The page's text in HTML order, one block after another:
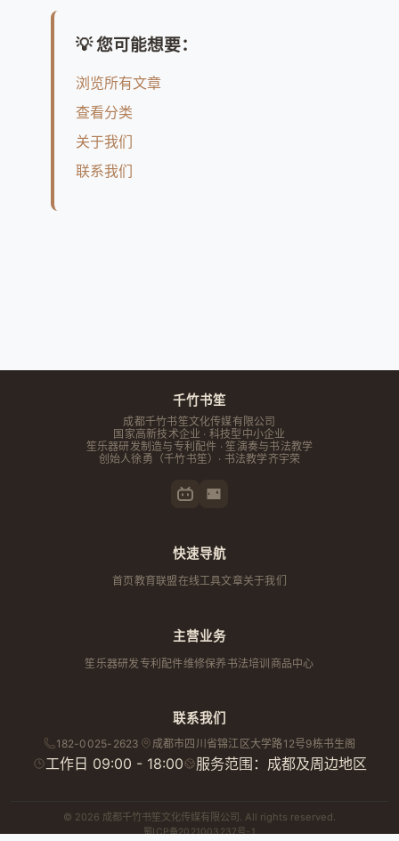
💡 您可能想要：
浏览所有文章
查看分类
关于我们
联系我们
千竹书笙
成都千竹书笙文化传媒有限公司
国家高新技术企业 · 科技型中小企业
笙乐器研发制造与专利配件 · 笙演奏与书法教学
创始人徐勇 （千竹书笙）· 书法教学齐宇荣
快速导航
首页教育联盟在线工具文章关于我们
主营业务
笙乐器研发专利配件维修保养 书法培训 商品中心
联系我们
182-0025-2623 成都市四川省锦江区大学路12号9栋书生阁
工作日 09:00 - 18:00 服务范围：成都及周边地区
© 2026 成都千竹书笙文化传媒有限公司. All rights reserved.
蜀ICP备2021003237号-1